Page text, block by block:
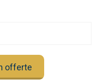
offerte